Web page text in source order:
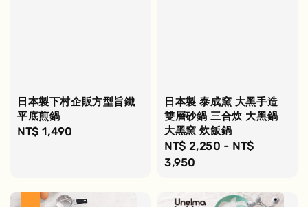
日本製下村企販方型旨鐵
平底煎鍋
Regular
NT$ 1,490
日本製 泰成窯 大黑手造
雙層砂鍋 三合炊 大黑鍋
大黑窯 炊飯鍋
Regular
price
NT$ 2,250 - NT$
3,950